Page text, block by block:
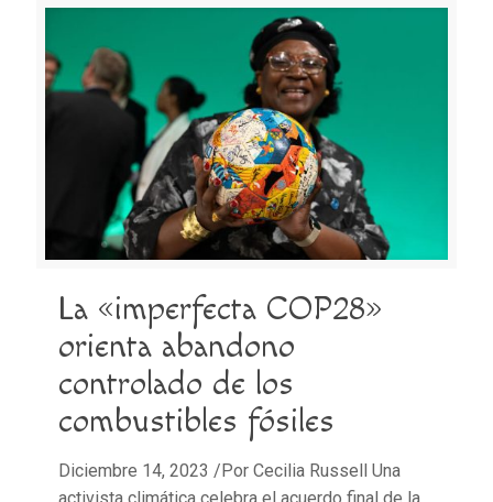
La «imperfecta COP28»
orienta abandono
controlado de los
combustibles fósiles
Diciembre 14, 2023 /Por Cecilia Russell Una